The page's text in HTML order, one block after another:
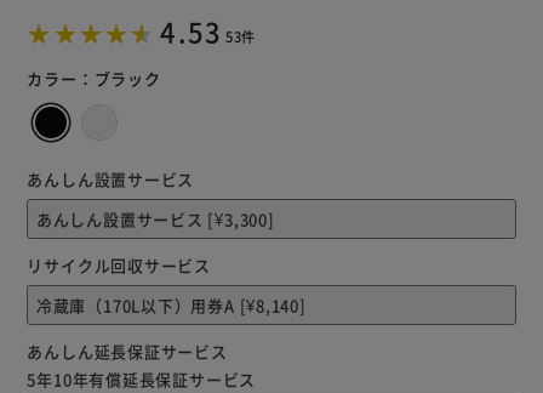
4.53 53件
カラー： ブラック
あんしん設置サービス
リサイクル回収サービス
あんしん延長保証サービス
5年10年有償延長保証サービス
カートに入れる